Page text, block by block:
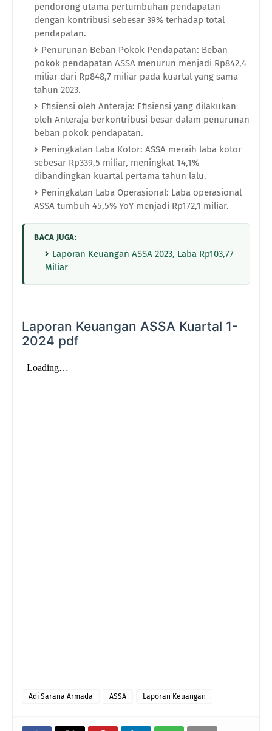
pendorong utama pertumbuhan pendapatan
dengan kontribusi sebesar 39% terhadap total
pendapatan.
Penurunan Beban Pokok Pendapatan: Beban
pokok pendapatan ASSA menurun menjadi Rp842,4
miliar dari Rp848,7 miliar pada kuartal yang sama
tahun 2023.
Efisiensi oleh Anteraja: Efisiensi yang dilakukan
oleh Anteraja berkontribusi besar dalam penurunan
beban pokok pendapatan.
Peningkatan Laba Kotor: ASSA meraih laba kotor
sebesar Rp339,5 miliar, meningkat 14,1%
dibandingkan kuartal pertama tahun lalu.
Peningkatan Laba Operasional: Laba operasional
ASSA tumbuh 45,5% YoY menjadi Rp172,1 miliar.
BACA JUGA:
Laporan Keuangan ASSA 2023, Laba Rp103,77
Miliar
Laporan Keuangan ASSA Kuartal 1-
2024 pdf
Adi Sarana Armada ASSA Laporan Keuangan